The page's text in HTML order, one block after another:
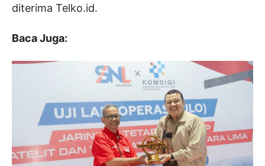
diterima Telko.id.
Baca Juga: